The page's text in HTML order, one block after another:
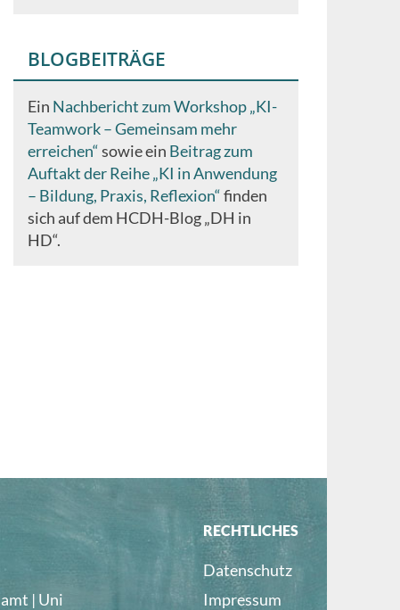
BLOGBEITRÄGE
Ein Nachbericht zum Workshop „KI-
Teamwork – Gemeinsam mehr
erreichen“sowie ein Beitrag zum
Auftakt der Reihe „KI in Anwendung
– Bildung, Praxis, Reflexion“finden
sich auf dem HCDH-Blog „DH in
HD“.
| Uni
RECHTLICHES
Datenschutz
Impressum